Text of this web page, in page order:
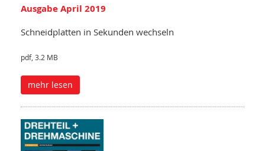
Ausgabe April 2019
Schneidplatten in Sekunden wechseln
pdf, 3.2 MB
mehr lesen